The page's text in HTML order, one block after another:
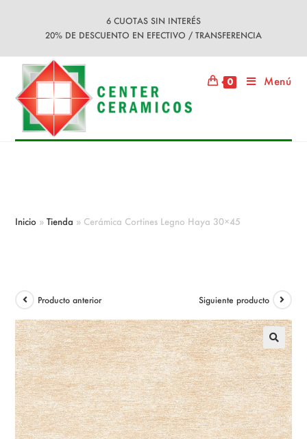
6 CUOTAS SIN INTERÉS
20% DE DESCUENTO EN EFECTIVO / TRANSFERENCIA
0 Menú
Inicio »Tienda » Cerámica Cortines Legno Haya 30×45
Producto anterior Siguiente producto